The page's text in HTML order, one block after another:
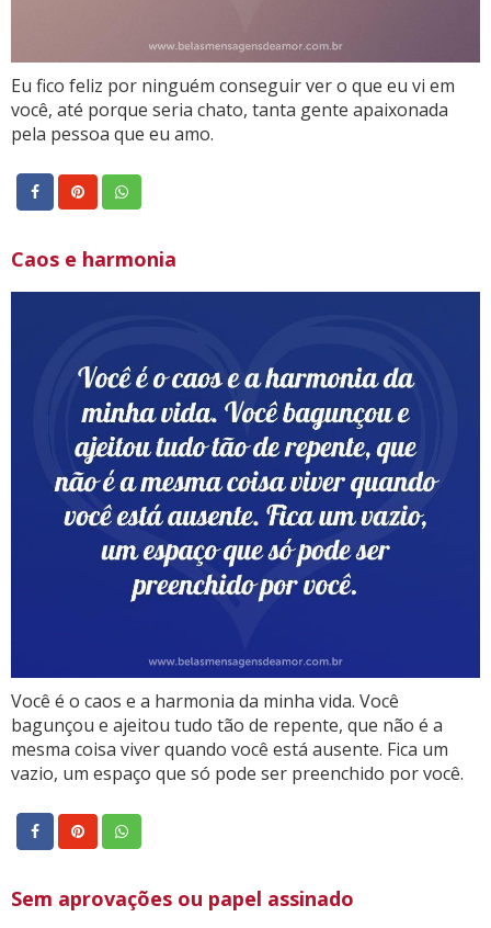
Eu fico feliz por ninguém conseguir ver o que eu vi em
você, até porque seria chato, tanta gente apaixonada
pela pessoa que eu amo.
Caos e harmonia
Você é o caos e a harmonia da minha vida. Você
bagunçou e ajeitou tudo tão de repente, que não é a
mesma coisa viver quando você está ausente. Fica um
vazio, um espaço que só pode ser preenchido por você.
Sem aprovações ou papel assinado